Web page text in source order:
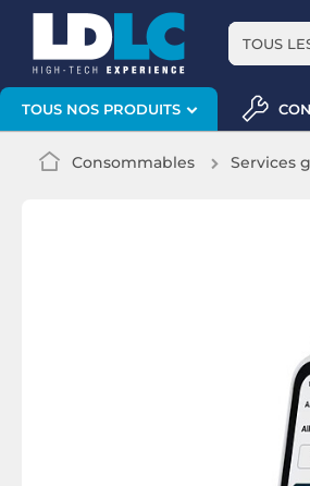
TOUS
TOUS NOS PRODUITS
Consommables Services